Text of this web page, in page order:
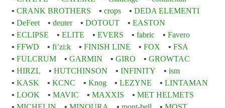
CRANK BROTHERS
crops
DEDA ELEMENTI
DeFeet
deuter DOTOUT
EASTON
ECLIPSE
ELITE EVERS fabric
Favero
FFWD
fi’zi:k FINISH LINE FOX
FSA
FULCRUM
GARMIN GIRO
GROWTAC
HIRZL
HUTCHINSON INFINITY
ism
KASK
KCNC Knog LEZYNE
LINTAMAN
LOOK
MAVIC MAXXIS
MET HELMETS